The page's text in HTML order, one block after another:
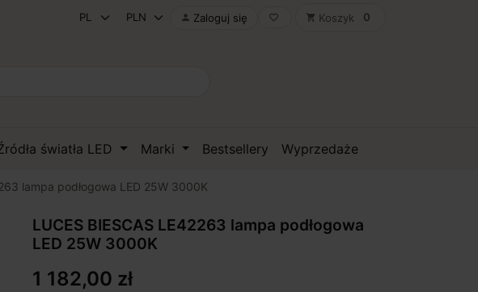
 Zaloguj się favorite_border shopping_cart Koszyk 0
światła LED Marki Bestsellery Wyprzedaże
lampa podłogowa LED 25W 3000K
LUCES BIESCAS LE42263 lampa podłogowa
LED 25W 3000K
1 182,00 zł